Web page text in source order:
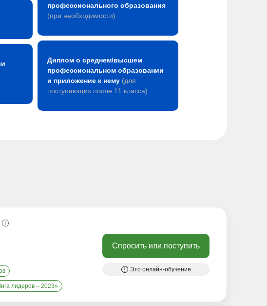
профессионального образования
(при необходимости)
Диплом о среднем/высшем
профессиональном образовании
и приложение к нему (для
поступающих после 11 класса)
лидеров – 2023»
Спросить или поступить
Это онлайн-обучение